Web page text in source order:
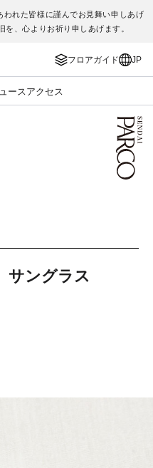
われた皆様に謹んでお見舞い申しあげ
を、心よりお祈り申しあげます。
フロアガイド JP
ース アクセス
ングラス